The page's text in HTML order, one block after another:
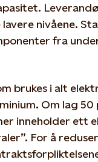
lavere nivåene.
fra
brukes i alt
Om lag 50
inneholder ett
For å